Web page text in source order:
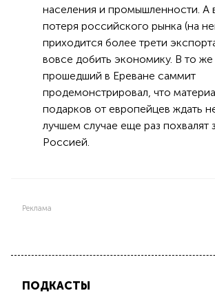
населения и промышленности. А
потеря российского рынка (на
приходится более трети
вовсе добить экономику. В то
прошедший в Ереване саммит
продемонстрировал, что
подарков от европейцев ждать
лучшем случае еще раз похвалят
Россией.
Реклама
ПОДКАСТЫ